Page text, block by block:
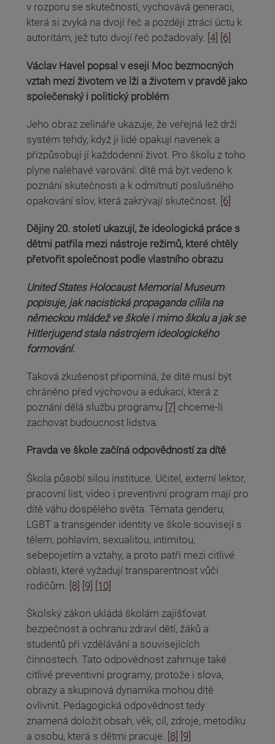
v rozporu se skutečností, vychovává generaci,
která si zvyká na dvojí řeč a později ztrácí úctu k
autoritám, jež tuto dvojí řeč požadovaly. [4] [6]
Václav Havel popsal v eseji Moc bezmocných
vztah mezi životem ve lži a životem v pravdě jako
společenský i politický problém
Jeho obraz zelináře ukazuje, že veřejná lež drží
systém tehdy, když ji lidé opakují navenek a
přizpůsobují jí každodenní život. Pro školu z toho
plyne naléhavé varování: dítě má být vedeno k
poznání skutečnosti a k odmítnutí poslušného
opakování slov, která zakrývají skutečnost. [6]
Dějiny 20. století ukazují, že ideologická práce s
dětmi patřila mezi nástroje režimů, které chtěly
přetvořit společnost podle vlastního obrazu
United States Holocaust Memorial Museum
popisuje, jak nacistická propaganda cílila na
německou mládež ve škole i mimo školu a jak se
Hitlerjugend stala nástrojem ideologického
formování.
Taková zkušenost připomíná, že dítě musí být
chráněno před výchovou a edukací, která z
poznání dělá službu programu [7] chceme-li
zachovat budoucnost lidstva.
Pravda ve škole začíná odpovědností za dítě
Škola působí silou instituce. Učitel, externí lektor,
pracovní list, video i preventivní program mají pro
dítě váhu dospělého světa. Témata genderu,
LGBT a transgender identity ve škole souvisejí s
tělem, pohlavím, sexualitou, intimitou,
sebepojetím a vztahy, a proto patří mezi citlivé
oblasti, které vyžadují transparentnost vůči
rodičům. [8] [9] [10]
Školský zákon ukládá školám zajišťovat
bezpečnost a ochranu zdraví dětí, žáků a
studentů při vzdělávání a souvisejících
činnostech. Tato odpovědnost zahrnuje také
citlivé preventivní programy, protože i slova,
obrazy a skupinová dynamika mohou dítě
ovlivnit. Pedagogická odpovědnost tedy
znamená doložit obsah, věk, cíl, zdroje, metodiku
a osobu, která s dětmi pracuje. [8] [9]